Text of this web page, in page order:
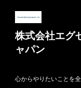
株式会社エグ
ャパン
心からやりたいことを